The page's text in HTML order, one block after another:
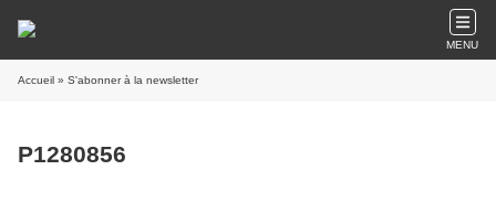
MENU
Accueil » S'abonner à la newsletter
P1280856